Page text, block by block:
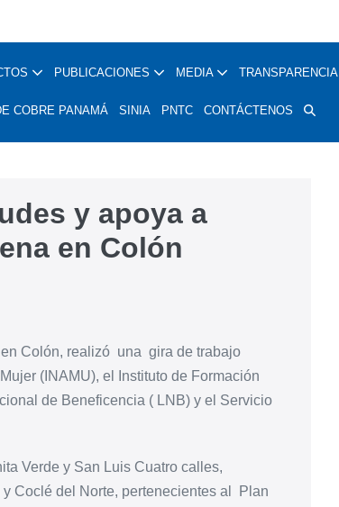
PUBLICACIONES MEDIA TRANSPARENCIA
COBRE PANAMÁ SINIA PNTC CONTÁCTENOS
y apoya a
en Colón
Colón, realizó una gira de trabajo
(INAMU), el Instituto de Formación
de Beneficencia ( LNB) y el Servicio
Verde y San Luis Cuatro calles,
Coclé del Norte, pertenecientes al Plan